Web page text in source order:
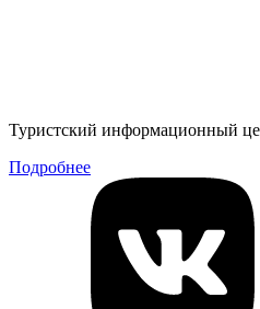
Туристский информационный
Подробнее